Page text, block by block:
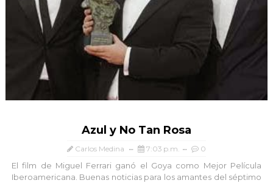
Azul y No Tan Rosa
Carlos Medina 7:03 p.m. 0
El film de Miguel Ferrari ganó el Goya como Mejor Película
Iberoamericana. Buenas noticias para los amantes del séptimo